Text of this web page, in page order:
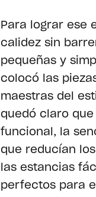
Para lograr ese
calidez sin
pequeñas y
colocó las
maestras del
quedó claro
funcional, la
que reducían
las estancias
perfectos para